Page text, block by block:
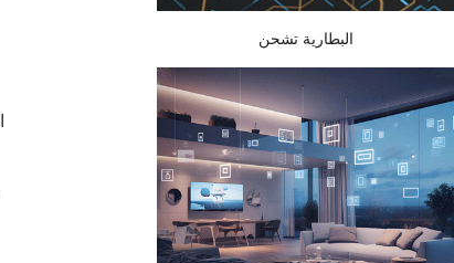
البطارية تشحن